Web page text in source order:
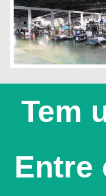
Tem
Entre